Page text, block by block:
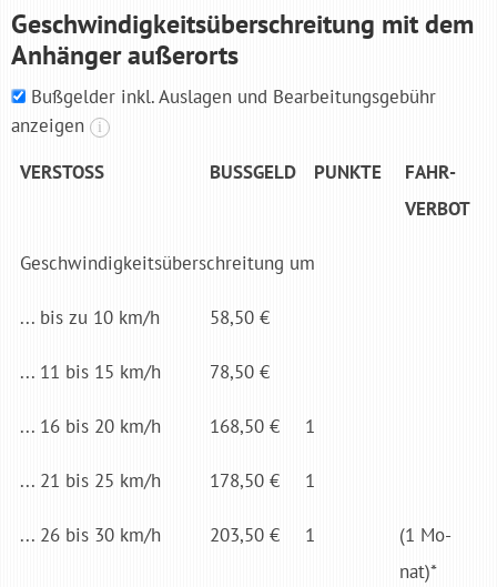
Geschwindigkeits­überschreitung mit dem
Anhänger außerorts
Bußgelder inkl. Auslagen und Bearbeitungsgebühr
anzeigen
i
VER­STOSS BUSSGELD PUNK­TE
FAHR­
VER­BOT
Geschwindigkeitsüberschreitung um
... bis zu 10 km/h 58,50 €
... 11 bis 15 km/h 78,50 €
... 16 bis 20 km/h 168,50 € 1
... 21 bis 25 km/h 178,50 € 1
... 26 bis 30 km/h 203,50 € 1
(1 Mo­
nat)*